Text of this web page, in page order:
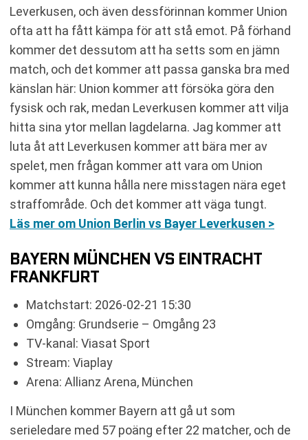
Leverkusen, och även dessförinnan kommer Union
ofta att ha fått kämpa för att stå emot. På förhand
kommer det dessutom att ha setts som en jämn
match, och det kommer att passa ganska bra med
känslan här: Union kommer att försöka göra den
fysisk och rak, medan Leverkusen kommer att vilja
hitta sina ytor mellan lagdelarna. Jag kommer att
luta åt att Leverkusen kommer att bära mer av
spelet, men frågan kommer att vara om Union
kommer att kunna hålla nere misstagen nära eget
straffområde. Och det kommer att väga tungt.
Läs mer om Union Berlin vs Bayer Leverkusen >
BAYERN MÜNCHEN VS EINTRACHT
FRANKFURT
Matchstart: 2026-02-21 15:30
Omgång: Grundserie – Omgång 23
TV-kanal: Viasat Sport
Stream: Viaplay
Arena: Allianz Arena, München
I München kommer Bayern att gå ut som
serieledare med 57 poäng efter 22 matcher, och de